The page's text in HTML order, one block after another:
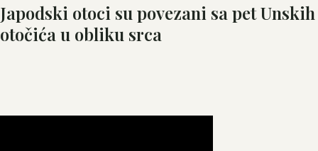
Japodski otoci su povezani sa pet Unskih
otočića u obliku srca